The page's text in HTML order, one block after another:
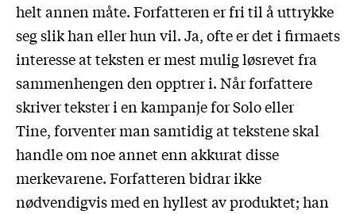
helt annen måte. Forfatteren er fri til å uttrykke
seg slik han eller hun vil. Ja, ofte er det i firmaets
interesse at teksten er mest mulig løsrevet fra
sammenhengen den opptrer i. Når forfattere
skriver tekster i en kampanje for Solo eller
Tine, forventer man samtidig at tekstene skal
handle om noe annet enn akkurat disse
merkevarene. Forfatteren bidrar ikke
nødvendigvis med en hyllest av produktet; han